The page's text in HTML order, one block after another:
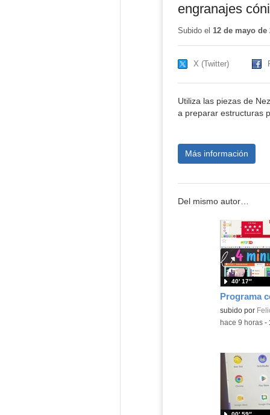
engranajes
Subido el 12 de mayo de
X (Twitter)
Utiliza las piezas de
a preparar estructuras
Más información
Del mismo autor…
Contenido
subido por
40′ 17″
-hace 9 horas-